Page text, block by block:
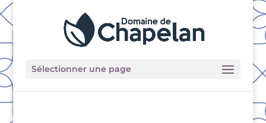
Sélectionner une page